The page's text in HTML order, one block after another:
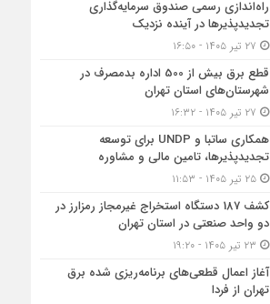
راه‌اندازی رسمی صندوق سرمایه‌گذاری
تجدیدپذیرها در آینده نزدیک
قطع برق بیش از 500 اداره بدمصرف در
شهرستان‌های استان تهران
همکاری ساتبا و UNDP برای توسعه
تجدیدپذیرها، تامین مالی و مشاوره
۲۵ تیر ۱۴۰۵ - ۱۱:۵۳
کشف 187 دستگاه استخراج غیرمجاز رمزارز در
دو واحد صنعتی در استان تهران
آغاز اعمال قطعی‌های برنامه‌ریزی شده برق
تهران از فردا